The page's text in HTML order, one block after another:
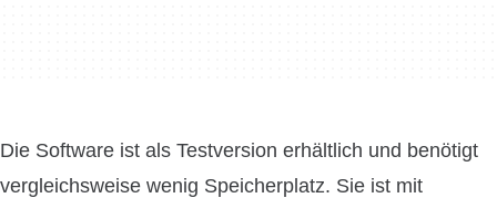
Die Software ist als Testversion erhältlich und benötigt
vergleichsweise wenig Speicherplatz. Sie ist mit